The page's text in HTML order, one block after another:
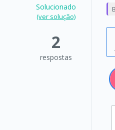
Solucionado
(ver solução)
2
respostas